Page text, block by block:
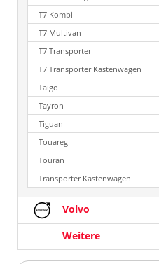
T7 Kombi
T7 Multivan
T7 Transporter
T7 Transporter Kastenwagen
Taigo
Tayron
Tiguan
Touareg
Touran
Transporter Kastenwagen
Volvo
Weitere